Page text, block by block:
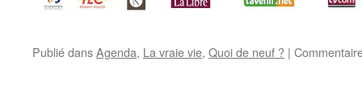
Publié dansAgenda, La vraie vie, Quoi de neuf ? |